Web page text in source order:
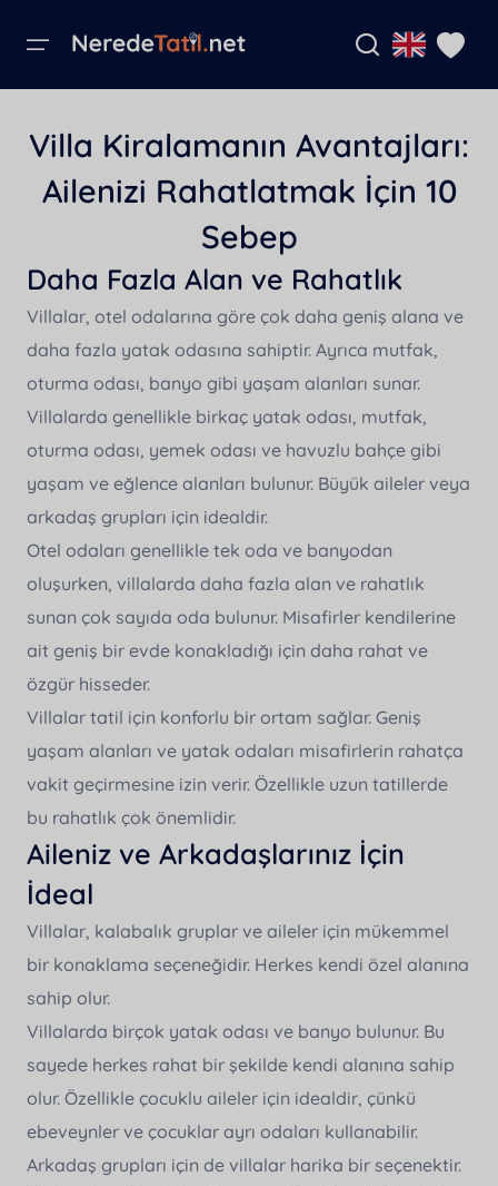
Menü
Bölgeler
Bölgeler
Antalya
Villa Seçenekleri
Ekonomik Villalar
Sanal Tur İle Gezilebilen Villalar
Şehir İçinde Villalar
Lüks Villalar
Ultra Lüks Villalar
Muhafazakar Villalar
Deniz Manzaralı Villalar
Jakuzili Villalar
Balayı Villaları
Isıtmalı Havuzlu Villalar
2026 Erken Rezervasyon Villaları
Çocuk Dostu Villalar
Evcil Hayvan Dostu Villalar
Nerede Tatil Özel Villaları
Popüler Villalar
Su Kaydıraklı Villalar
İndirimli Villalar
Tüm Kiralık Villalar
Kampanyalar
Blog
Kurumsal Sayfalar
Kurumsal Sayfalar
Banka Hesaplarımız
Kiralama Sözleşmesi
Hakkımızda
Rezervasyon İptal Şartları
Katı İptal Şartı
Güvenlik ve gizlilik şartları
Kullanıcı Sözleşmesi
Mesafeli Satış Sözleşmesi
Kredi Kartı Komisyon Oranları
Villanı Kiraya Ver
Resmi Belgelerimiz
Rezervasyonlarım
İletişim
Villa Kiralamanın Avantajları:
Ailenizi Rahatlatmak İçin 10
Sebep
Daha Fazla Alan ve Rahatlık
Villalar, otel odalarına göre çok daha geniş alana ve
daha fazla yatak odasına sahiptir. Ayrıca mutfak,
oturma odası, banyo gibi yaşam alanları sunar.
Villalarda genellikle birkaç yatak odası, mutfak,
oturma odası, yemek odası ve havuzlu bahçe gibi
yaşam ve eğlence alanları bulunur. Büyük aileler veya
arkadaş grupları için idealdir.
Otel odaları genellikle tek oda ve banyodan
oluşurken, villalarda daha fazla alan ve rahatlık
sunan çok sayıda oda bulunur. Misafirler kendilerine
ait geniş bir evde konakladığı için daha rahat ve
özgür hisseder.
Villalar tatil için konforlu bir ortam sağlar. Geniş
yaşam alanları ve yatak odaları misafirlerin rahatça
vakit geçirmesine izin verir. Özellikle uzun tatillerde
bu rahatlık çok önemlidir.
Aileniz ve Arkadaşlarınız İçin
İdeal
Villalar, kalabalık gruplar ve aileler için mükemmel
bir konaklama seçeneğidir. Herkes kendi özel alanına
sahip olur.
Villalarda birçok yatak odası ve banyo bulunur. Bu
sayede herkes rahat bir şekilde kendi alanına sahip
olur. Özellikle çocuklu aileler için idealdir, çünkü
ebeveynler ve çocuklar ayrı odaları kullanabilir.
Arkadaş grupları için de villalar harika bir seçenektir.
Villa İsmi İle Ara
Dili Seçiniz
Türkçe
German
Favori Villalar
Henüz favori villa eklenmedi.